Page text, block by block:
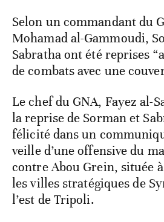
Selon un commandant du
Mohamad al-Gammoudi,
Sabratha ont été reprises
de combats avec une
Le chef du GNA, Fayez al-
la reprise de Sorman et
félicité dans un
veille d’une offensive du
contre Abou Grein, située
les villes stratégiques de
l’est de Tripoli.